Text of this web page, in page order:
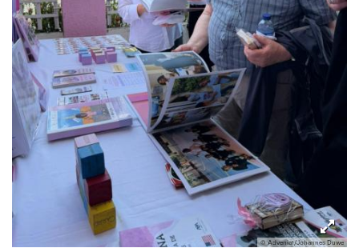
© Adveniat/Johannes Duwe